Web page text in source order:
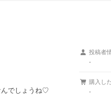
んでしょうね♡
投稿者
-
購入し
-